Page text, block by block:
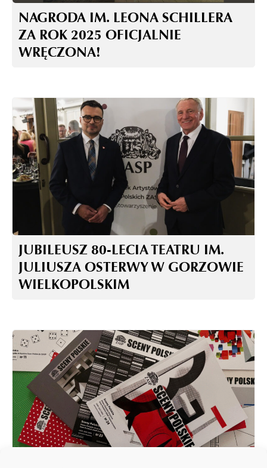
NAGRODA IM. LEONA SCHILLERA
ZA ROK 2025 OFICJALNIE
WRĘCZONA!
JUBILEUSZ 80-LECIA TEATRU IM.
JULIUSZA OSTERWY W GORZOWIE
WIELKOPOLSKIM